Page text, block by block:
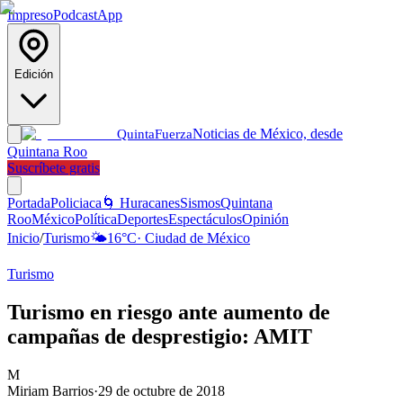
ImpresoPodcastApp
Edición
QuintaFuerzaNoticias de México, desde
Quintana Roo
Suscríbete gratis
PortadaPoliciaca 🌀 HuracanesSismosQuintana
RooMéxicoPolíticaDeportesEspectáculosOpinión
Inicio/Turismo🌤️16°C· Ciudad de México
Turismo
Turismo en riesgo ante aumento de
campañas de desprestigio: AMIT
M
Miriam Barrios·29 de octubre de 2018